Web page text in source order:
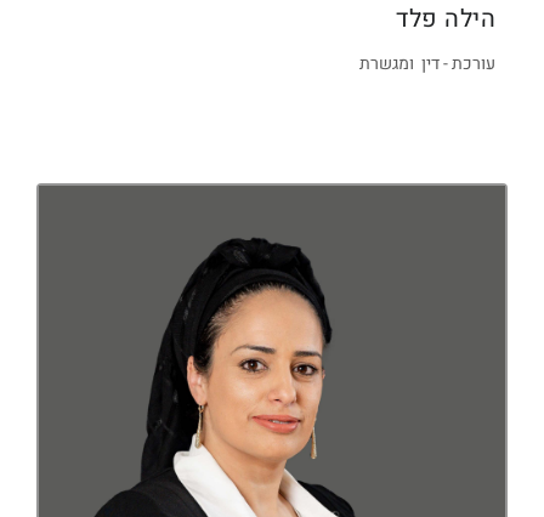
הילה פלד
עורכת - דין ומגשרת